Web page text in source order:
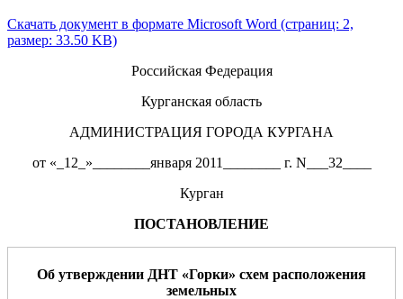
Скачать документ в формате Microsoft Word (страниц: 2,
размер: 33.50 KB)
Российская Федерация
Курганская область
АДМИНИСТРАЦИЯ ГОРОДА КУРГАНА
от «_12_»________января 2011________ г. N___32____
Курган
ПОСТАНОВЛЕНИЕ
Об утверждении ДНТ «Горки» схем расположения
земельных